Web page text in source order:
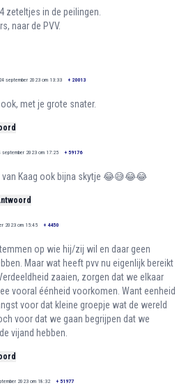
zeteltjes in de peilingen.
naar de PVV.
24 september 2023 om 13:33 + 20013
met je grote snater.
september 2023 om 17:25 + 59176
van Kaag ook bijna skytje 😂😅😂😂
2023 om 15:45 + 4450
op wie hij/zij wil en daar geen
Maar wat heeft pvv nu eigenlijk bereikt
zaaien, zorgen dat we elkaar
vooral éénheid voorkomen. Want eenheid
voor dat kleine groepje wat de wereld
voor dat we gaan begrijpen dat we
vijand hebben.
2023 om 18:32 + 51977